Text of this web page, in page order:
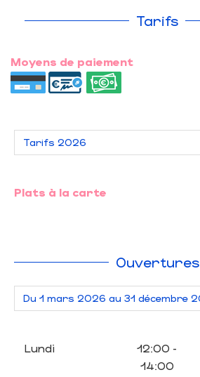
Tarifs
Moyens de paiement
Plats à la carte
Ouvertures
Lundi
12:00 -
14:00